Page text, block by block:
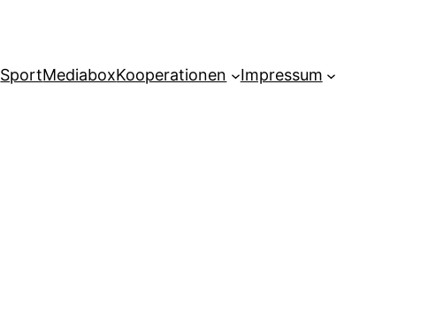
SportMediaboxKooperationen Impressum